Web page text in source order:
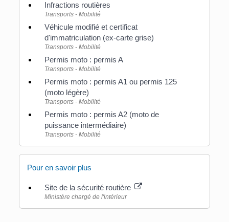
Infractions routières
Transports - Mobilité
Véhicule modifié et certificat
d'immatriculation (ex-carte grise)
Transports - Mobilité
Permis moto : permis A
Transports - Mobilité
Permis moto : permis A1 ou permis 125
(moto légère)
Transports - Mobilité
Permis moto : permis A2 (moto de
puissance intermédiaire)
Transports - Mobilité
Pour en savoir plus
Site de la sécurité routière
Ministère chargé de l'intérieur